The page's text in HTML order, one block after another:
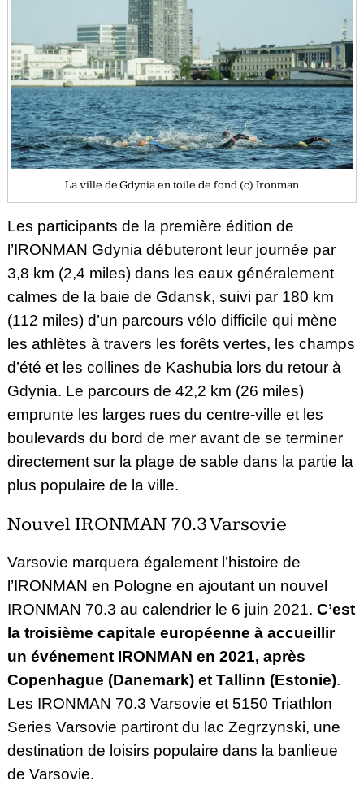
La ville de Gdynia en toile de fond (c) Ironman
Les participants de la première édition de
l’IRONMAN Gdynia débuteront leur journée par
3,8 km (2,4 miles) dans les eaux généralement
calmes de la baie de Gdansk, suivi par 180 km
(112 miles) d’un parcours vélo difficile qui mène
les athlètes à travers les forêts vertes, les champs
d’été et les collines de Kashubia lors du retour à
Gdynia. Le parcours de 42,2 km (26 miles)
emprunte les larges rues du centre-ville et les
boulevards du bord de mer avant de se terminer
directement sur la plage de sable dans la partie la
plus populaire de la ville.
Nouvel IRONMAN 70.3 Varsovie
Varsovie marquera également l’histoire de
l’IRONMAN en Pologne en ajoutant un nouvel
IRONMAN 70.3 au calendrier le 6 juin 2021. C’est
la troisième capitale européenne à accueillir
un événement IRONMAN en 2021, après
Copenhague (Danemark) et Tallinn (Estonie).
Les IRONMAN 70.3 Varsovie et 5150 Triathlon
Series Varsovie partiront du lac Zegrzynski, une
destination de loisirs populaire dans la banlieue
de Varsovie.